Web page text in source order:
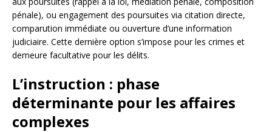
pénale), ou engagement des poursuites via citation directe,
comparution immédiate ou ouverture d’une information
judiciaire. Cette dernière option s’impose pour les crimes et
demeure facultative pour les délits.
L’instruction : phase
déterminante pour les affaires
complexes